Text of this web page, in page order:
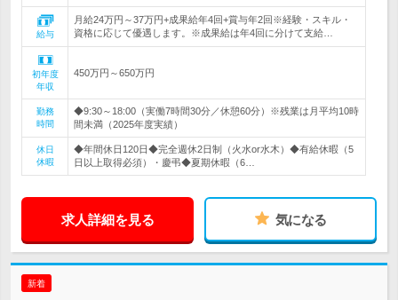
給与
月給24万円～37万円+成果給年4回+賞与年2回※経験・スキル・
資格に応じて優遇します。※成果給は年4回に分けて支給…
初年度
年収
450万円～650万円
勤務
時間
◆9:30～18:00（実働7時間30分／休憩60分）※残業は月平均10時
間未満（2025年度実績）
休日
休暇
◆年間休日120日◆完全週休2日制（火水or水木）◆有給休暇（5
日以上取得必須）・慶弔◆夏期休暇（6…
求人詳細を見る 気になる
新着